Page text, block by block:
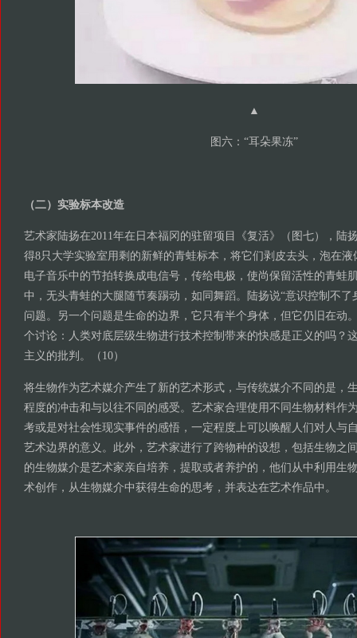
▲
图六：“耳朵果冻”
（二）实验标本改造
艺术家陆扬在2011年在日本福冈的驻留项目《复活》（图七），陆
得8只大学实验室用剩的新鲜的青蛙标本，将它们剥皮去头，泡在
电子音乐中的节拍转换成电信号，传给电极，使尚保留活性的青蛙
中，无头青蛙的大腿随节奏踢动，如同舞蹈。陆扬说“意识控制不
问题。另一个问题是生命的边界，它只有半个身体，但它仍旧在动
个讨论：人类对底层级生物进行技术控制带来的快感是正义的吗？
主义的批判。（10）
将生物作为艺术媒介产生了新的艺术形式，与传统媒介不同的是，
程度的冲击和与以往不同的感受。艺术家合理使用不同生物材料作
考或是对社会性现实事件的感悟，一定程度上可以唤醒人们对人与
艺术边界的意义。此外，艺术家进行了跨物种的设想，包括生物之
的生物媒介是艺术家亲自培养，提取或者养护的，他们从中利用生
术创作，从生物媒介中获得生命的思考，并表达在艺术作